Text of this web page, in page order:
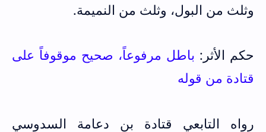
وثلث من البول، وثلث من النميمة.
حكم الأثر: باطل مرفوعاً، صحيح موقوفاً على
قتادة من قوله
رواه التابعي قتادة بن دعامة السدوسي